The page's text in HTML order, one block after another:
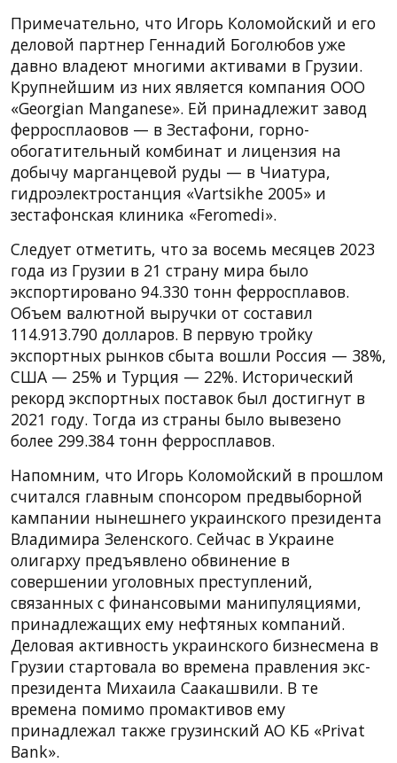
Примечательно, что Игорь Коломойский и его
деловой партнер Геннадий Боголюбов уже
давно владеют многими активами в Грузии.
Крупнейшим из них является компания ООО
«Georgian Manganese». Ей принадлежит завод
ферросплаовов — в Зестафони, горно-
обогатительный комбинат и лицензия на
добычу марганцевой руды — в Чиатура,
гидроэлектростанция «Vartsikhe 2005» и
зестафонская клиника «Feromedi».
Следует отметить, что за восемь месяцев 2023
года из Грузии в 21 страну мира было
экспортировано 94.330 тонн ферросплавов.
Объем валютной выручки от составил
114.913.790 долларов. В первую тройку
экспортных рынков сбыта вошли Россия — 38%,
США — 25% и Турция — 22%. Исторический
рекорд экспортных поставок был достигнут в
2021 году. Тогда из страны было вывезено
более 299.384 тонн ферросплавов.
Напомним, что Игорь Коломойский в прошлом
считался главным спонсором предвыборной
кампании нынешнего украинского президента
Владимира Зеленского. Сейчас в Украине
олигарху предъявлено обвинение в
совершении уголовных преступлений,
связанных с финансовыми манипуляциями,
принадлежащих ему нефтяных компаний.
Деловая активность украинского бизнесмена в
Грузии стартовала во времена правления экс-
президента Михаила Саакашвили. В те
времена помимо промактивов ему
принадлежал также грузинский АО КБ «Privat
Bank».